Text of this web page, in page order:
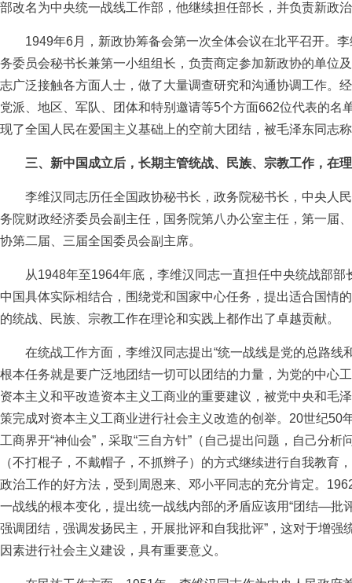
部改名为中央统一战线工作部，他继续担任部长，并负责新政
1949年6月，新政协筹备会第一次全体会议在北平召开。李
务委员会秘书长兼第一小组组长，负责商定参加新政协的单位
志广泛接触各方面人士，做了大量调查研究和沟通协调工作。
党派、地区、军队、团体和特别邀请等5个方面662位代表的名
现了全国人民在爱国主义基础上的空前大团结，被毛泽东同志
三、新中国成立后，长期主管统战、民族、宗教工作，在理
李维汉同志历任全国政协秘书长，政务院秘书长，中央人
务院财政经济委员会副主任，国务院第八办公室主任，第一届
协第二届、三届全国委员会副主席。
从1948年至1964年底，李维汉同志一直担任中央统战部部
中国具体实际相结合，围绕党和国家中心任务，提出适合国情
的统战、民族、宗教工作在理论和实践上都作出了卓越贡献。
在统战工作方面，李维汉同志提出“统一战线是党的总路线
根本任务就是要广泛地团结一切可以团结的力量，为党的中心
资本主义和平改造资本主义工商业的重要建议，被党中央和毛
策完成对资本主义工商业进行社会主义改造的创举。20世纪50
工商界开“神仙会”，采取“三自方针”（自己提出问题，自己分析
（不打棍子，不戴帽子，不抓辫子）的方式继续进行自我教育
政治工作的好方法，受到周恩来、邓小平同志的充分肯定。
一战线的根本变化，提出统一战线内部的矛盾应该用“团结—批
强调团结，强调发扬民主，开展批评和自我批评”，这对于增强
因素进行社会主义建设，具有重要意义。